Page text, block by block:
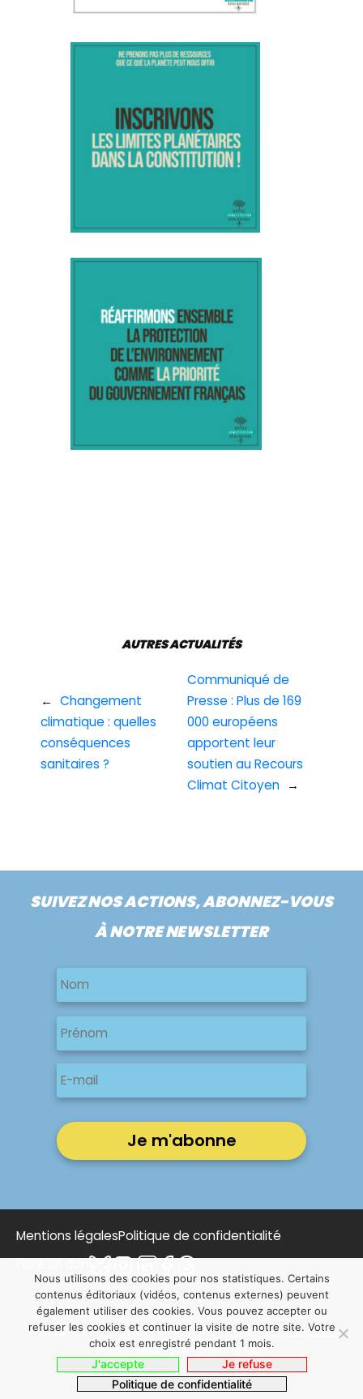
← Changement
climatique : quelles
conséquences
sanitaires ?
AUTRES ACTUALITÉS
Communiqué de
Presse : Plus de 169
000 européens
apportent leur
soutien au Recours
Climat Citoyen →
SUIVEZ NOS ACTIONS, ABONNEZ-VOUS
À NOTRE NEWSLETTER
Nom
Nom
Nom
Prénom
E-
mail
Mentions légalesPolitique de confidentialité
Faire un don
© 2025 Notre Affaire à Tous | Conçu parNOUS, Ouvert,
Utile & SimpleavecWordPress
Nous utilisons des cookies pour nos statistiques. Certains
contenus éditoriaux (vidéos, contenus externes) peuvent
également utiliser des cookies. Vous pouvez accepter ou
refuser les cookies et continuer la visite de notre site. Votre
choix est enregistré pendant 1 mois.
J'accepte
Je refuse
Politique de confidentialité